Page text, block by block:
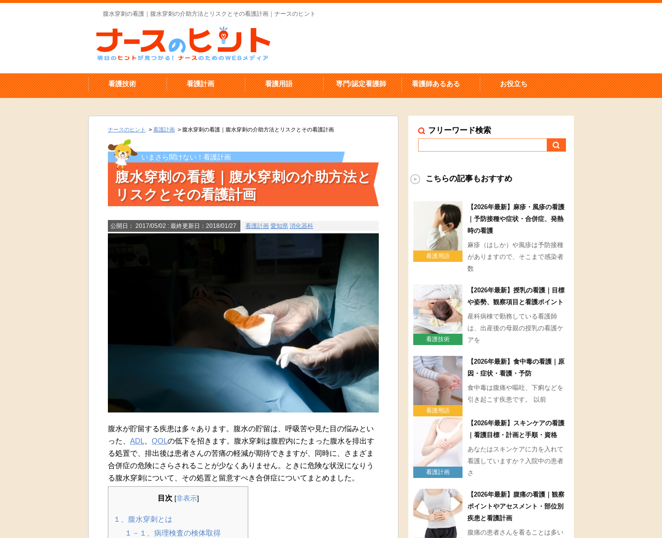
腹水穿刺の看護｜腹水穿刺の介助方法とリスクとその看護計画｜ナースのヒント
看護技術 看護計画 看護用語 専門/認定看護師 看護師あるある お役立ち
ナースのヒント > 看護計画 > 腹水穿刺の看護｜腹水穿刺の介助方法とリスクとその看護計画
いまさら聞けない！看護計画
腹水穿刺の看護｜腹水穿刺の介助方法と
リスクとその看護計画
公開日： 2017/05/02 : 最終更新日：2018/01/27 看護計画 愛知県 消化器科
腹水が貯留する疾患は多々あります。腹水の貯留は、呼吸苦や見た目の悩みとい
った、 ADL QOLの低下を招きます。腹水穿刺は腹腔内にたまった腹水を排出す
る処置で、排出後は患者さんの苦痛の軽減が期待できますが、同時に、さまざま
合併症の危険にさらされることが少なくありません。ときに危険な状況になりう
る腹水穿刺について、その処置と留意すべき合併症についてまとめました。
目次 [非表示]
１、腹水穿刺とは
１－１、病理検査の検体取得
フリーワード検索
こちらの記事もおすすめ
看護用語
【2026年最新】麻疹・風疹の看護
｜予防接種や症状・合併症、発熱
時の看護
麻疹（はしか）や風疹は予防接種
がありますので、そこまで感染者
数
看護技術
【2026年最新】授乳の看護｜目標
や姿勢、観察項目と看護ポイント
産科病棟で勤務している看護師
は、出産後の母親の授乳の看護ケ
アを
看護用語
【2026年最新】食中毒の看護｜原
因・症状・看護・予防
食中毒は腹痛や嘔吐、下痢などを
引き起こす疾患です。 以前
看護計画
【2026年最新】スキンケアの看護
｜看護目標・計画と手順・資格
あなたはスキンケアに力を入れて
看護していますか？入院中の患者
さ
【2026年最新】腹痛の看護｜観察
ポイントやアセスメント・部位別
疾患と看護計画
腹痛の患者さんを看ることは多い